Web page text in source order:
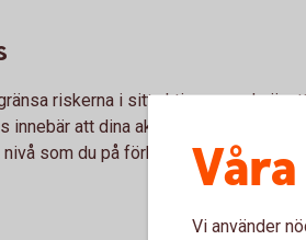
riskerna i sitt aktiesparande är
innebär att dina aktier per automatik
som du på förhand har bestämt.
Vi använder